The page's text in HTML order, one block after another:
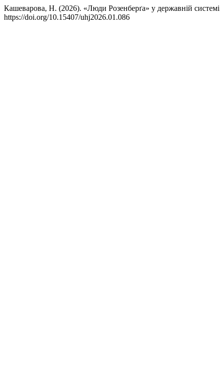
Кашеварова, Н. (2026). «Люди Розенберґа» у державній системі
https://doi.org/10.15407/uhj2026.01.086